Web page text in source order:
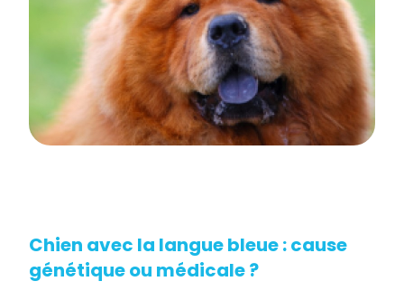
Chien avec la langue bleue : cause
génétique ou médicale ?